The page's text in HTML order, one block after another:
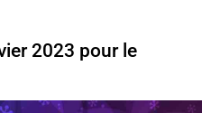
2023 pour le